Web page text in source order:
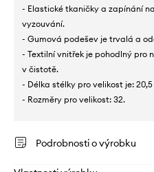
- Elastické tkaničky a zapínání
vyzouvání.
- Gumová podešev je trvalá a
- Textilní vnitřek je pohodlný pro
v čistotě.
- Délka stélky pro velikost je:
- Rozměry pro velikost: 32.
Podrobnosti o výrobku